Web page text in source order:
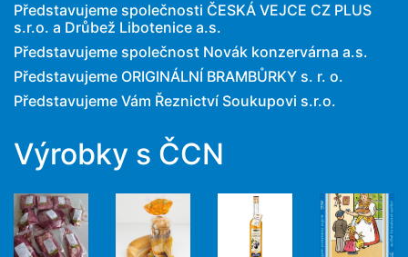
Představujeme společnosti ČESKÁ VEJCE CZ PLUS
s.r.o. a Drůbež Libotenice a.s.
Představujeme společnost Novák konzervárna a.s.
Představujeme ORIGINÁLNÍ BRAMBŮRKY s. r. o.
Představujeme Vám Řeznictví Soukupovi s.r.o.
Výrobky s ČCN